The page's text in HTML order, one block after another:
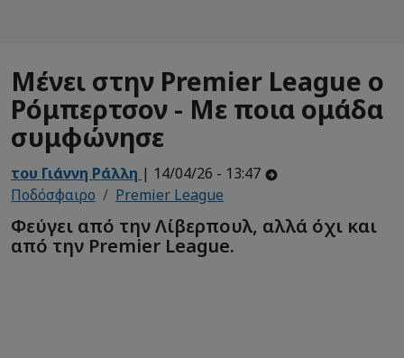
Μένει στην Premier League ο
Ρόμπερτσον - Με ποια ομάδα
συμφώνησε
του Γιάννη Ράλλη | 14/04/26 - 13:47
Ποδόσφαιρο
Premier League
Φεύγει από την Λίβερπουλ, αλλά όχι και
από την Premier League.